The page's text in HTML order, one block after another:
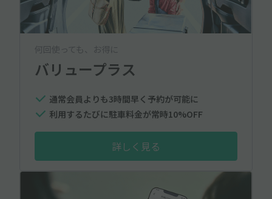
何回使っても、お得に
バリュープラス
通常会員よりも3時間早く予約が可能に
利用するたびに駐車料金が常時10%OFF
詳しく見る